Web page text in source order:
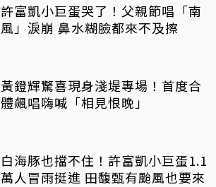
許富凱小巨蛋哭了！父親節唱「南
風」淚崩 鼻水糊臉都來不及擦
黃鐙輝驚喜現身淺堤專場！首度合
體飆唱嗨喊「相見恨晚」
白海豚也擋不住！許富凱小巨蛋1.1
萬人冒雨挺進 田馥甄有颱風也要來